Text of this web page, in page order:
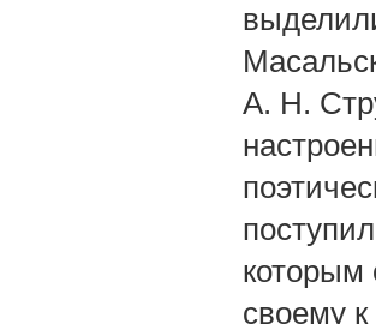
А. Н.
которым
своему